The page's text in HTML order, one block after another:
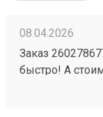
08.04.2026
Заказ
быстро! А